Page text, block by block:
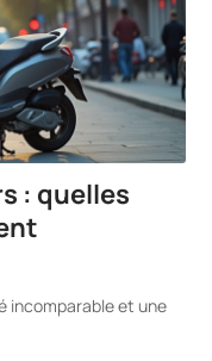
: quelles
incomparable et une